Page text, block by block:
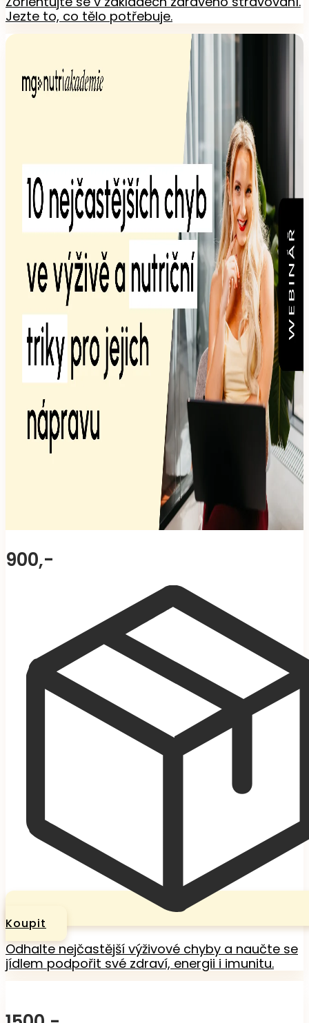
Jezte to, co tělo potřebuje.
900,-
Koupit
Odhalte nejčastější výživové chyby a naučte se
jídlem podpořit své zdraví, energii i imunitu.